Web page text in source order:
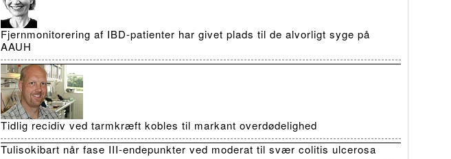
Fjernmonitorering af IBD-patienter har givet plads til de alvorligt syge på
AAUH
Tidlig recidiv ved tarmkræft kobles til markant overdødelighed
Tulisokibart når fase III-endepunkter ved moderat til svær colitis ulcerosa